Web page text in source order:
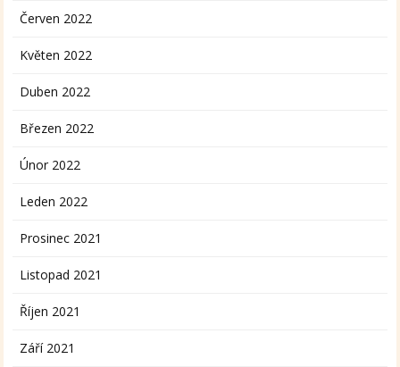
Červen 2022
Květen 2022
Duben 2022
Březen 2022
Únor 2022
Leden 2022
Prosinec 2021
Listopad 2021
Říjen 2021
Září 2021